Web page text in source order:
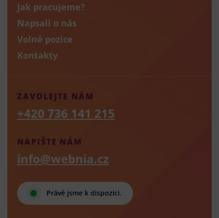
Jak pracujeme?
Napsali o nás
Volné pozice
Kontakty
Právě jsme k dispozici.
NAPIŠTE NÁM
info@webnia.cz
ZAVOLEJTE NÁM
+420 736 141 215